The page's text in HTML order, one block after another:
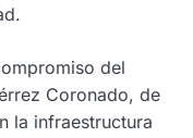
del
Coronado, de
la infraestructura